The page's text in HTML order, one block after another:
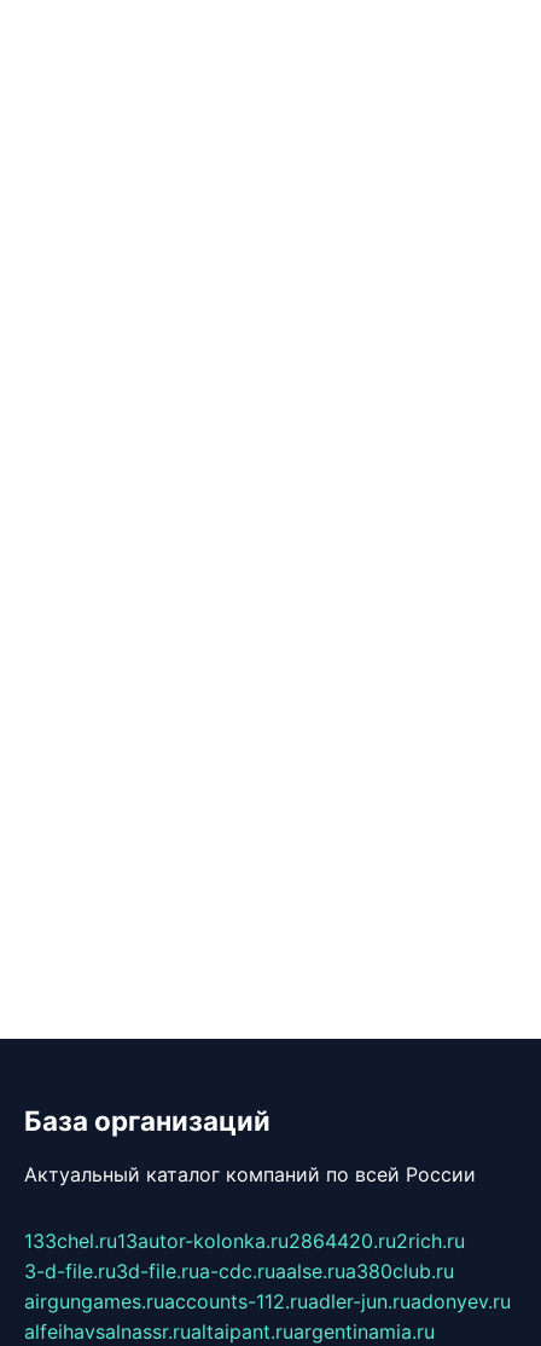
База организаций
Актуальный каталог компаний по всей России
133chel.ru13autor-kolonka.ru2864420.ru2rich.ru
3-d-file.ru3d-file.rua-cdc.ruaalse.rua380club.ru
airgungames.ruaccounts-112.ruadler-jun.ruadonyev.ru
alfeihavsalnassr.rualtaipant.ruargentinamia.ru